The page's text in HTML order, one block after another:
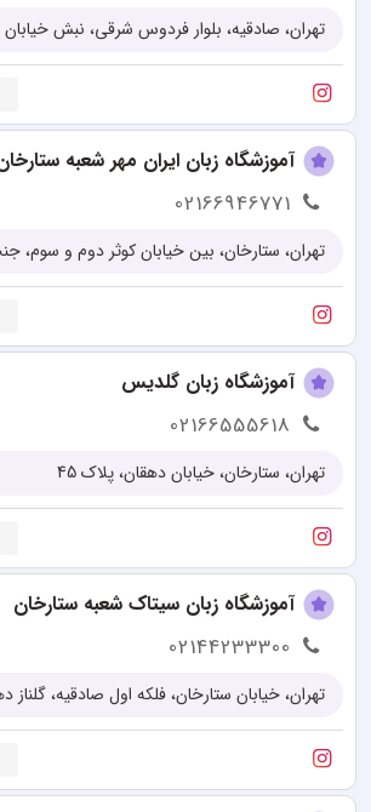
تهران، صادقیه، بلوار فردوس شرقی، نبش خیابان
آموزشگاه زبان ایران مهر شعبه
02166946771
آموزشگاه زبان گلدیس
02166555618
تهران، ستارخان، خیابان دهقان، پلاک 45
آموزشگاه زبان سیتاک شعبه ستارخان
02144233300
تهران، خیابان ستارخان، فلکه اول صادقیه، گلناز